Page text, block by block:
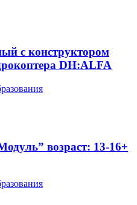
с конструктором
DH:ALFA
возраст: 13-16+